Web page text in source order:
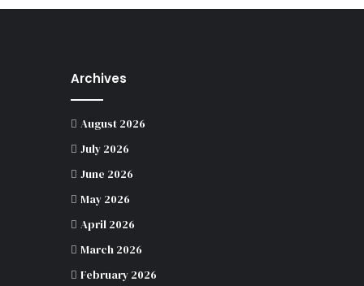
Archives
August 2026
July 2026
June 2026
May 2026
April 2026
March 2026
February 2026